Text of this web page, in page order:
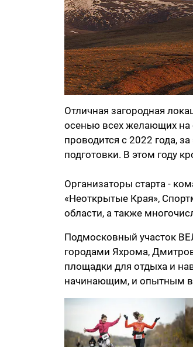
Отличная загородная
осенью всех желающих на
проводится с 2022 года,
подготовки. В этом году
Организаторы старта -
«Неоткрытые Края»,
области, а также
Подмосковный участок
городами Яхрома,
площадки для отдыха и
начинающим, и опытным